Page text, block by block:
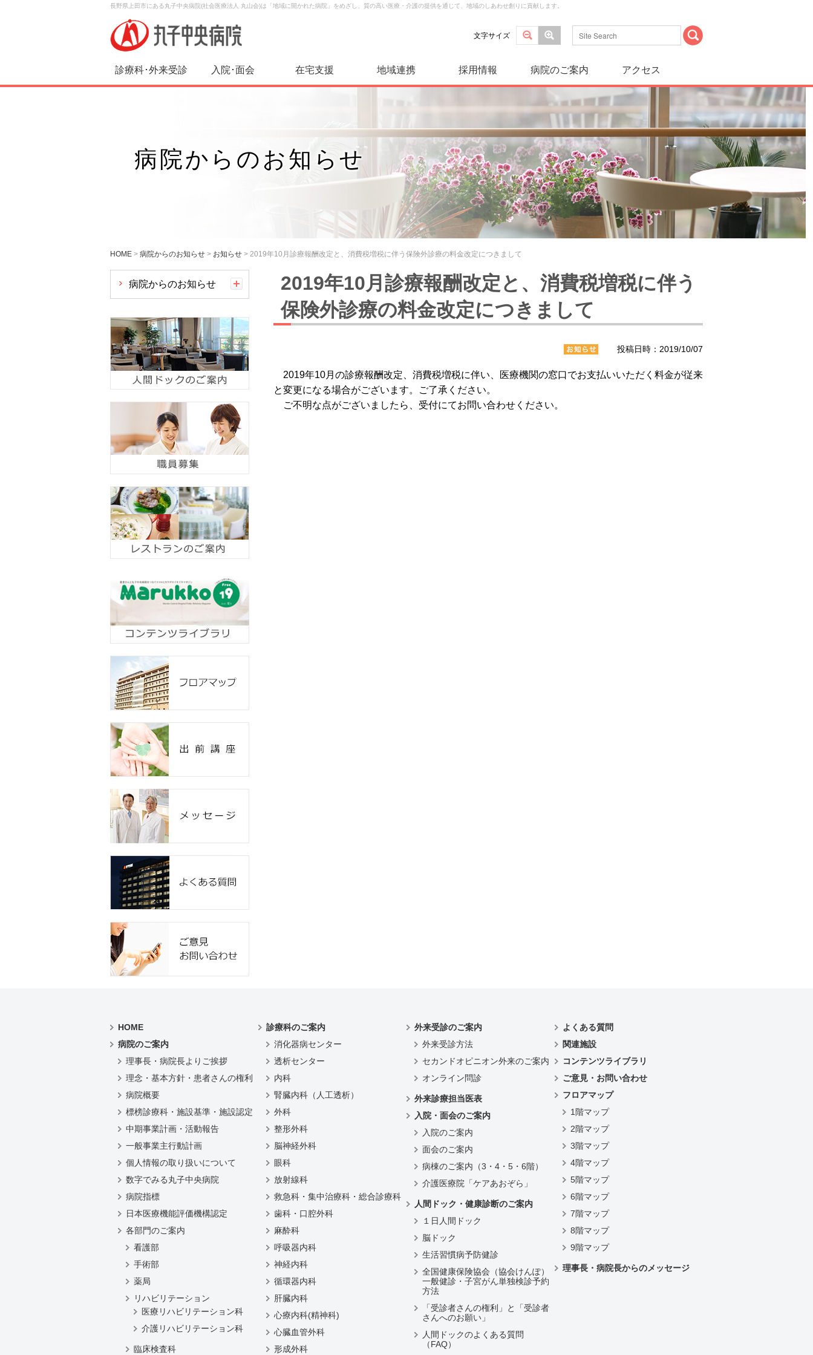
長野県上田市にある丸子中央病院(社会医療法人 丸山会)は「地域に開かれた病院」をめざし、質の高い医療・介護の提供を通じて、地域のしあわせ創りに貢献します。
文字サイズ
診療科･外来受診 入院･面会 在宅支援 地域連携 採用情報 病院のご案内 アクセス
病院からのお知らせ
HOME > 病院からのお知らせ > お知らせ > 2019年10月診療報酬改定と、消費税増税に伴う保険外診療の料金改定につきまして
2019年10月診療報酬改定と、消費税増税に伴う
保険外診療の料金改定につきまして
投稿日時：2019/10/07
2019年10月の診療報酬改定、消費税増税に伴い、医療機関の窓口でお支払いいただく料金が従来
と変更になる場合がございます。ご了承ください。
ご不明な点がございましたら、受付にてお問い合わせください。
病院からのお知らせ
HOME
病院のご案内
理事長・病院長よりご挨拶
理念・基本方針・患者さんの権利
病院概要
標榜診療科・施設基準・施設認定
中期事業計画・活動報告
一般事業主行動計画
個人情報の取り扱いについて
数字でみる丸子中央病院
病院指標
日本医療機能評価機構認定
各部門のご案内
看護部
手術部
薬局
リハビリテーション
医療リハビリテーション科
介護リハビリテーション科
臨床検査科
診療科のご案内
消化器病センター
透析センター
内科
腎臓内科（人工透析）
外科
整形外科
脳神経外科
眼科
放射線科
救急科・集中治療科・総合診療科
歯科・口腔外科
麻酔科
呼吸器内科
神経内科
循環器内科
肝臓内科
心療内科(精神科)
心臓血管外科
形成外科
外来受診のご案内
外来受診方法
セカンドオピニオン外来のご案内
オンライン問診
外来診療担当医表
入院・面会のご案内
入院のご案内
面会のご案内
病棟のご案内（3・4・5・6階）
介護医療院「ケアあおぞら」
人間ドック・健康診断のご案内
１日人間ドック
脳ドック
生活習慣病予防健診
全国健康保険協会（協会けんぽ）
一般健診・子宮がん単独検診予約
方法
「受診者さんの権利」と「受診者
さんへのお願い」
人間ドックのよくある質問
（FAQ）
よくある質問
関連施設
コンテンツライブラリ
ご意見・お問い合わせ
フロアマップ
1階マップ
2階マップ
3階マップ
4階マップ
5階マップ
6階マップ
7階マップ
8階マップ
9階マップ
理事長・病院長からのメッセージ